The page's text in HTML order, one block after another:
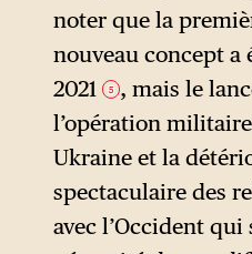
continentaliste
perdre
« Nouvelle
nettement
noter que la
nouveau concept a
2021
5 , mais le
l’opération
Ukraine et la
spectaculaire des
avec l’Occident qui